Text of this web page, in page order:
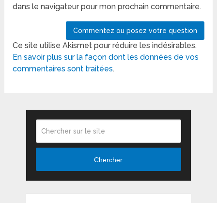
dans le navigateur pour mon prochain commentaire.
Ce site utilise Akismet pour réduire les indésirables.
En savoir plus sur la façon dont les données de vos
commentaires sont traitées.
Chercher